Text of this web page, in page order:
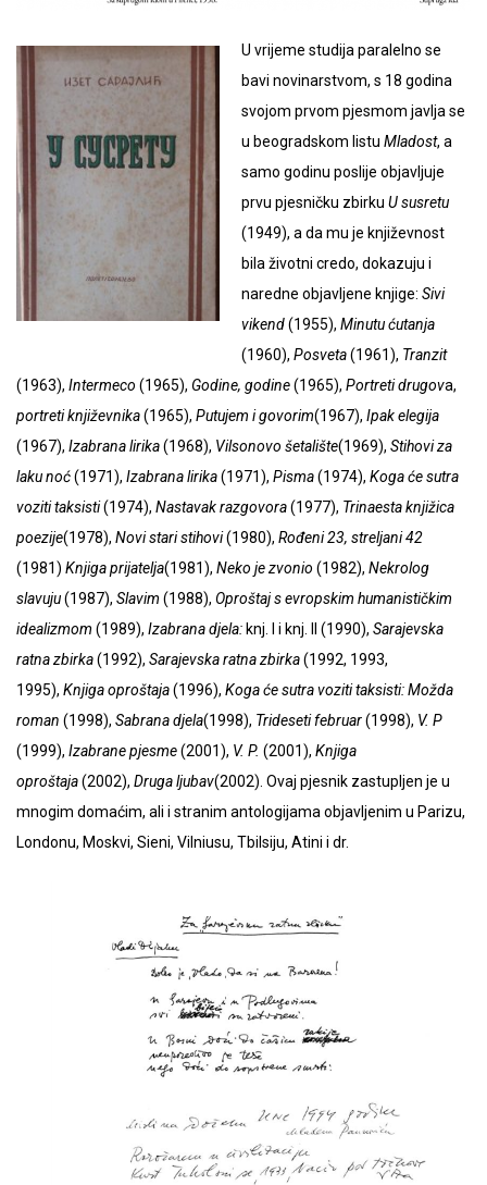
U vrijeme studija paralelno se
bavi novinarstvom, s 18 godina
svojom prvom pjesmom javlja se
u beogradskom listu Mladost, a
samo godinu poslije objavljuje
prvu pjesničku zbirku U susretu
(1949), a da mu je književnost
bila životni credo, dokazuju i
naredne objavljene knjige: Sivi
vikend(1955), Minutu ćutanja
(1960), Posveta(1961), Tranzit
(1963), Intermeco (1965), Godine, godine(1965), Portreti drugova,
portreti književnika(1965), Putujem i govorim(1967), Ipak elegija
(1967), Izabrana lirika(1968), Vilsonovo šetalište(1969), Stihovi za
laku noć(1971), Izabrana lirika(1971), Pisma(1974), Koga će sutra
voziti taksisti(1974), Nastavakrazgovora(1977), Trinaesta knjižica
poezije(1978), Novi stari stihovi(1980), Rođeni 23, streljani 42
(1981) Knjiga prijatelja(1981), Neko je zvonio (1982), Nekrolog
slavuju(1987), Slavim (1988), Oproštaj s evropskim humanističkim
idealizmom (1989), Izabrana djela: knj. I i knj. II (1990), Sarajevska
ratna zbirka(1992), Sarajevska ratna zbirka(1992, 1993,
1995), Knjiga oproštaja(1996), Koga će sutra voziti taksisti: Možda
roman (1998), Sabrana djela(1998), Trideseti februar(1998), V. P
(1999), Izabrane pjesme(2001), V. P. (2001), Knjiga
oproštaja(2002), Druga ljubav(2002). Ovaj pjesnik zastupljen je u
mnogim domaćim, ali i stranim antologijama objavljenim u Parizu,
Londonu, Moskvi, Sieni, Vilniusu, Tbilsiju, Atini i dr.